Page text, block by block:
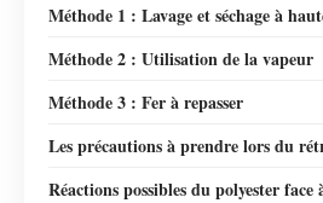
Méthode 1 : Lavage et séchage à
Méthode 2 : Utilisation de la vapeur
Méthode 3 : Fer à repasser
Les précautions à prendre lors du
Réactions possibles du polyester face